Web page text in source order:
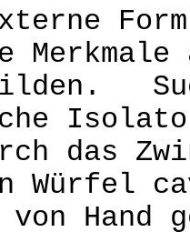
bilden.
das
Würfel
von Hand